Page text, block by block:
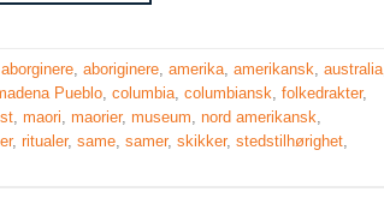
,aborginere ,aboriginere ,amerika ,amerikansk ,australia
Pueblo ,columbia ,columbiansk ,folkedrakter,
,maori ,maorier,museum ,nord amerikansk
,ritualer,same ,samer,skikker,stedstilhørighet